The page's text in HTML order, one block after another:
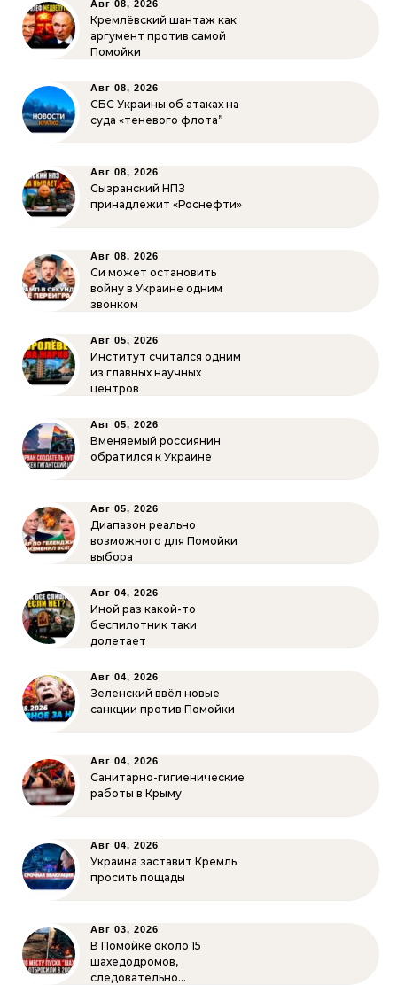
Авг 08, 2026
Кремлёвский шантаж как
аргумент против самой
Помойки
Авг 08, 2026
СБС Украины об атаках на
суда «теневого флота”
Авг 08, 2026
Сызранский НПЗ
принадлежит «Роснефти»
Авг 08, 2026
Си может остановить
войну в Украине одним
звонком
Авг 05, 2026
Институт считался одним
из главных научных
центров
Авг 05, 2026
Вменяемый россиянин
обратился к Украине
Авг 05, 2026
Диапазон реально
возможного для Помойки
выбора
Авг 04, 2026
Иной раз какой-то
беспилотник таки
долетает
Авг 04, 2026
Зеленский ввёл новые
санкции против Помойки
Авг 04, 2026
Санитарно-гигиенические
работы в Крыму
Авг 04, 2026
Украина заставит Кремль
просить пощады
Авг 03, 2026
В Помойке около 15
шахедодромов,
следовательно…